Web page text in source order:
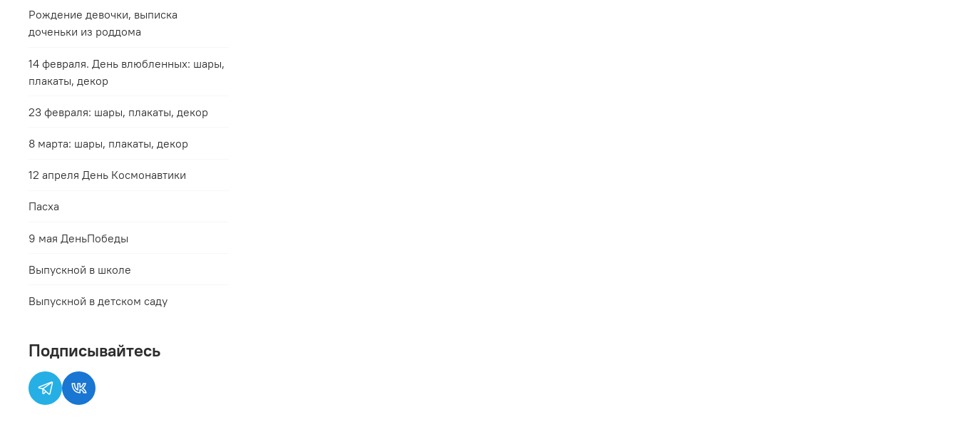
Рождение девочки, выписка
доченьки из роддома
14 февраля. День влюбленных: шары,
плакаты, декор
23 февраля: шары, плакаты, декор
8 марта: шары, плакаты, декор
12 апреля День Космонавтики
Пасха
9 мая ДеньПобеды
Выпускной в школе
Выпускной в детском саду
Подписывайтесь